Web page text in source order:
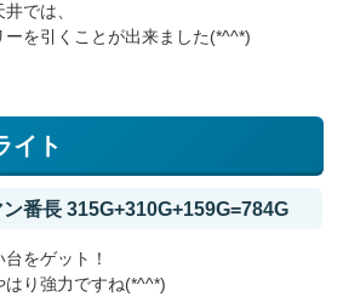
では、
を引くことが出来ました(*^^*)
イト
番長 315G+310G+159G=784G
をゲット！
り強力ですね(*^^*)